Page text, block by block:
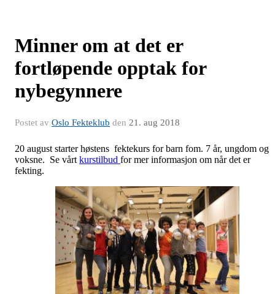
Minner om at det er
fortløpende opptak for
nybegynnere
Postet av Oslo Fekteklub den 21. aug 2018
20 august starter høstens fektekurs for barn fom. 7 år, ungdom og
voksne. Se vårt kurstilbud for mer informasjon om når det er
fekting.